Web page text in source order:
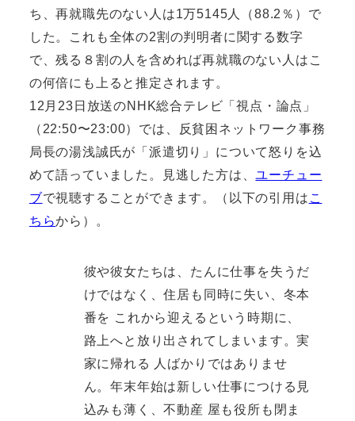
ち、再就職先のない人は1万5145人（88.2％）で
した。これも全体の2割の判明者に関する数字
で、残る８割の人を含めれば再就職のない人はこ
の何倍にも上ると推定されます。
12月23日放送のNHK総合テレビ「視点・論点」
（22:50〜23:00）では、反貧困ネットワーク事務
局長の湯浅誠氏が「派遣切り」について怒りを込
めて語っていました。見逃した方は、ユーチュー
ブで視聴することができます。（以下の引用は こ
ちらから）。
彼や彼女たちは、たんに仕事を失うだ
けではなく、住居も同時に失い、冬本
番を これから迎えるという時期に、
路上へと放り出されてしまいます。実
家に帰れる 人ばかりではありませ
ん。年末年始は新しい仕事につける見
込みも薄く、不動産 屋も役所も閉ま